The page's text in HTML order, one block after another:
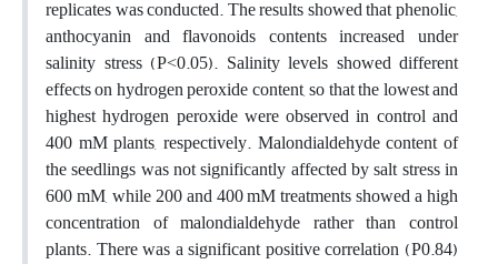
replicates was conducted. The results showed that phenolic,
anthocyanin and flavonoids contents increased under
salinity stress (P˂0.05). Salinity levels showed different
effects on hydrogen peroxide content, so that the lowest and
highest hydrogen peroxide were observed in control and
400 mM plants, respectively. Malondialdehyde content of
the seedlings was not significantly affected by salt stress in
600 mM, while 200 and 400 mM treatments showed a high
concentration of malondialdehyde rather than control
plants. There was a significant positive correlation (P0.84)